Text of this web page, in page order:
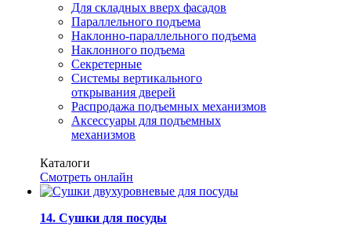
Для складных вверх фасадов
Параллельного подъема
Наклонно-параллельного подъема
Наклонного подъема
Секретерные
Системы вертикального
открывания дверей
Распродажа подъемных механизмов
Аксессуары для подъемных
механизмов
Каталоги
Смотреть онлайн
14. Сушки для посуды